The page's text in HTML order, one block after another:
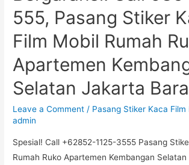
211
253
555,
Stiker
Kaca
Mobil
Ruko
Apartemen
555, Pasang Stiker
Film Mobil Rumah
Apartemen
Selatan Jakarta
Leave a Comment / Pasang Stiker Kaca Film
admin
Spesial! Call +62852-1125-3555 Pasang
Rumah Ruko Apartemen Kembangan